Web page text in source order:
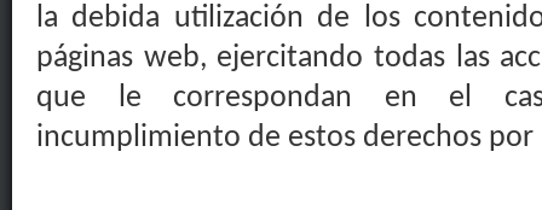
la debida utilización de los
páginas web, ejercitando todas las
que le correspondan en el
incumplimiento de estos derechos